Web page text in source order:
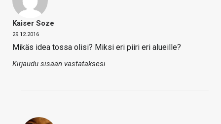
Kaiser Soze
29.12.2016
Mikäs idea tossa olisi? Miksi eri piiri eri alueille?
Kirjaudu sisään vastataksesi